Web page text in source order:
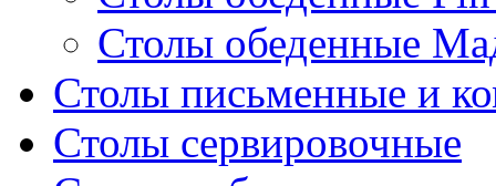
Столы обеденные
Столы письменные и
Столы сервировочные